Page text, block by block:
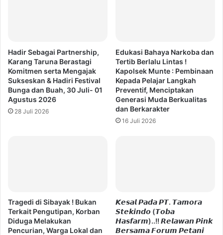
Hadir Sebagai Partnership,
Karang Taruna Berastagi
Komitmen serta Mengajak
Sukseskan & Hadiri Festival
Bunga dan Buah, 30 Juli- 01
Agustus 2026
28 Juli 2026
Edukasi Bahaya Narkoba dan
Tertib Berlalu Lintas !
Kapolsek Munte : Pembinaan
Kepada Pelajar Langkah
Preventif, Menciptakan
Generasi Muda Berkualitas
dan Berkarakter
16 Juli 2026
Tragedi di Sibayak ! Bukan
Terkait Pengutipan, Korban
Diduga Melakukan
Pencurian, Warga Lokal dan
𝙆𝙚𝙨𝙖𝙡 𝙋𝙖𝙙𝙖 𝙋𝙏. 𝙏𝙖𝙢𝙤𝙧𝙖
𝙎𝙩𝙚𝙠𝙞𝙣𝙙𝙤 (𝙏𝙤𝙗𝙖
𝙃𝙖𝙨𝙛𝙖𝙧𝙢)..!! 𝙍𝙚𝙡𝙖𝙬𝙖𝙣 𝙋𝙞𝙣𝙠
𝘽𝙚𝙧𝙨𝙖𝙢𝙖 𝙁𝙤𝙧𝙪𝙢 𝙋𝙚𝙩𝙖𝙣𝙞